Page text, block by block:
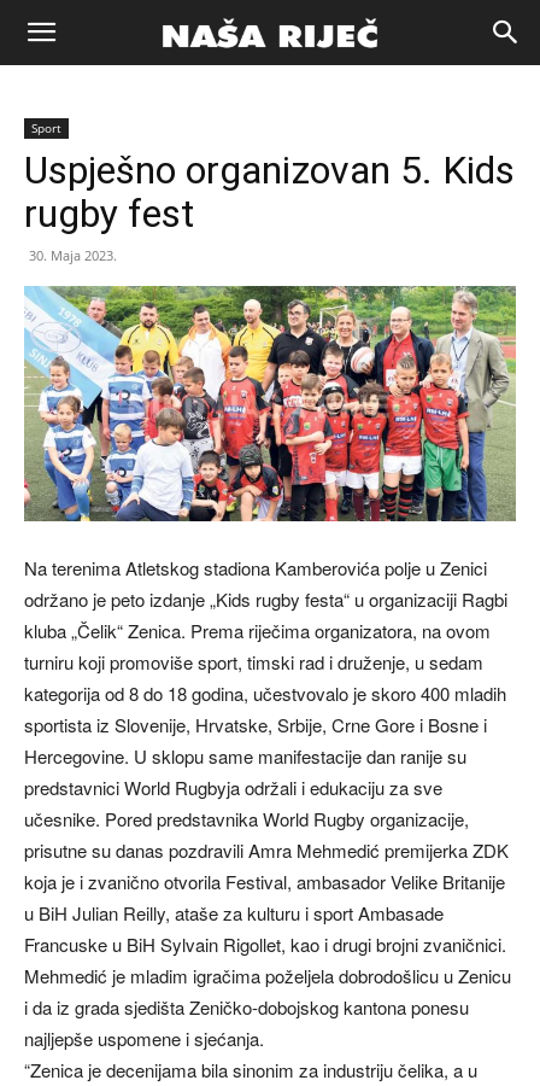
Naša
riječ
Sport
Uspješno organizovan 5. Kids
rugby fest
30. Maja 2023.
Na terenima Atletskog stadiona Kamberovića polje u Zenici
održano je peto izdanje „Kids rugby festa“ u organizaciji Ragbi
kluba „Čelik“ Zenica. Prema riječima organizatora, na ovom
turniru koji promoviše sport, timski rad i druženje, u sedam
kategorija od 8 do 18 godina, učestvovalo je skoro 400 mladih
sportista iz Slovenije, Hrvatske, Srbije, Crne Gore i Bosne i
Hercegovine. U sklopu same manifestacije dan ranije su
predstavnici World Rugbyja održali i edukaciju za sve
učesnike. Pored predstavnika World Rugby organizacije,
prisutne su danas pozdravili Amra Mehmedić premijerka ZDK
koja je i zvanično otvorila Festival, ambasador Velike Britanije
u BiH Julian Reilly, ataše za kulturu i sport Ambasade
Francuske u BiH Sylvain Rigollet, kao i drugi brojni zvaničnici.
Mehmedić je mladim igračima poželjela dobrodošlicu u Zenicu
i da iz grada sjedišta Zeničko-dobojskog kantona ponesu
najljepše uspomene i sjećanja.
“Zenica je decenijama bila sinonim za industriju čelika, a u